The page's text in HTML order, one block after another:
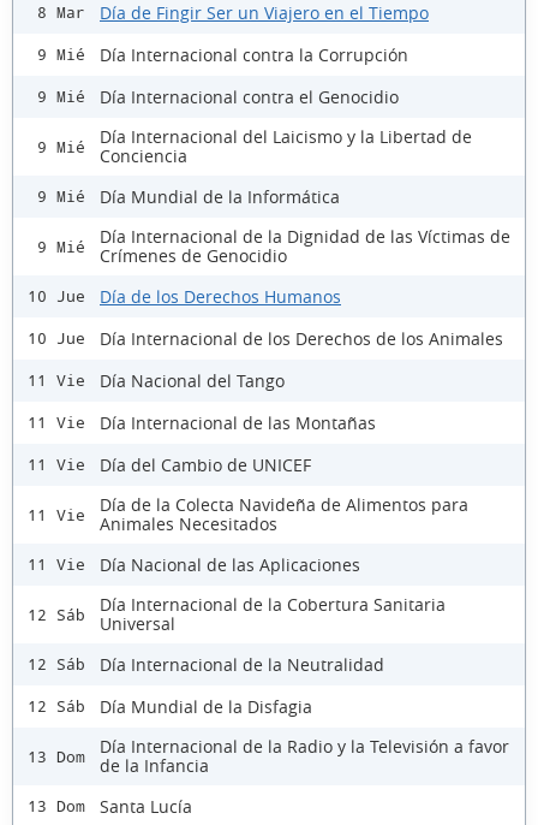
8 Mar Día de Fingir Ser un Viajero en el Tiempo
9 Mié Día Internacional contra la Corrupción
9 Mié Día Internacional contra el Genocidio
9 Mié
Día Internacional del Laicismo y la Libertad de
Conciencia
9 Mié Día Mundial de la Informática
9 Mié
Día Internacional de la Dignidad de las Víctimas de
Crímenes de Genocidio
10 Jue Día de los Derechos Humanos
10 Jue Día Internacional de los Derechos de los Animales
11 Vie Día Nacional del Tango
11 Vie Día Internacional de las Montañas
11 Vie Día del Cambio de UNICEF
11 Vie
Día de la Colecta Navideña de Alimentos para
Animales Necesitados
11 Vie Día Nacional de las Aplicaciones
12 Sáb
Día Internacional de la Cobertura Sanitaria
Universal
12 Sáb Día Internacional de la Neutralidad
12 Sáb Día Mundial de la Disfagia
13 Dom
Día Internacional de la Radio y la Televisión a favor
de la Infancia
13 Dom Santa Lucía